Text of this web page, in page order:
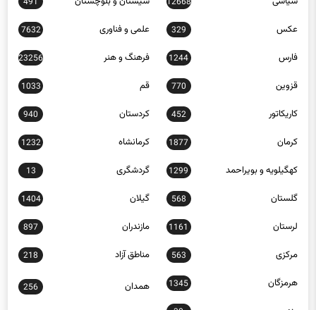
عکس 329 علمی و فناوری 7632
فارس 1244 فرهنگ و هنر 23256
قزوین 770 قم 1033
کاریکاتور 452 کردستان 940
کرمان 1877 کرمانشاه 1232
کهگیلویه و بویراحمد 1299 گردشگری 13
گلستان 568 گیلان 1404
لرستان 1161 مازندران 897
مرکزی 563 مناطق آزاد 218
هرمزگان 1345
256
یزد 30